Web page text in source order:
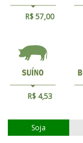
R$ 57,00
R$ 4,53
Soja